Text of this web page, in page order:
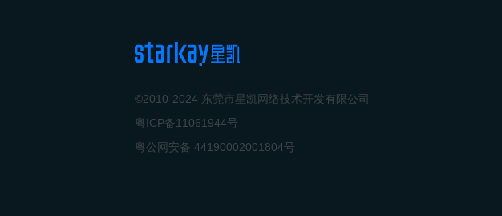
©2010-2024 东莞市星凯网络技术开发有限公司
粤ICP备11061944号
粤公网安备 44190002001804号